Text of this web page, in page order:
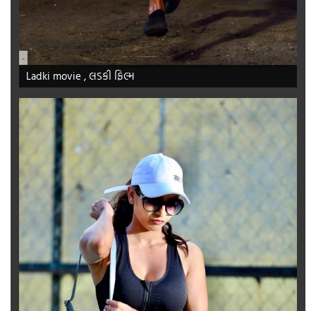
-
Ladki movie , લડકી ફિલ્મ